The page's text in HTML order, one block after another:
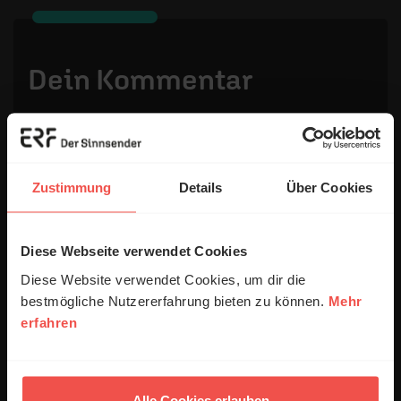
Zustimmung Details Über Cookies
Diese Webseite verwendet Cookies
Diese Website verwendet Cookies, um dir die
bestmögliche Nutzererfahrung bieten zu können. Mehr
erfahren
Dein Kommentar
Name:
Die E-Mail-Adresse wird nicht veröffentlicht.
Kommentar: